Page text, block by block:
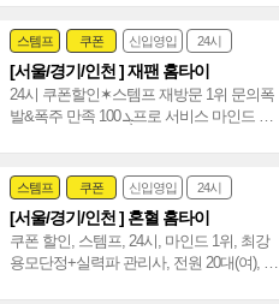
스템프 쿠폰 신입영입 24시
여자힐러 감성전문
[서울/경기/인천 ] 재팬 홈타이
24시 쿠폰할인✶스템프 재방문 1위 문의폭
발&폭주 만족 ܓ 100프로 서비스 마인드 짱
스템프 쿠폰 신입영입 24시
여자힐러 감성전문
[서울/경기/인천 ] 혼혈 홈타이
쿠폰 할인, 스템프, 24시, 마인드 1위, 최강
용모단정+실력파 관리사, 전원 20대(여), 강